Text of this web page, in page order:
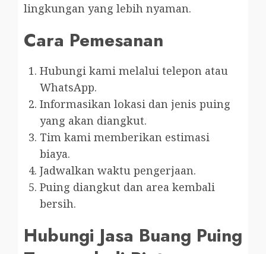
lingkungan yang lebih nyaman.
Cara Pemesanan
Hubungi kami melalui telepon atau
WhatsApp.
Informasikan lokasi dan jenis puing
yang akan diangkut.
Tim kami memberikan estimasi
biaya.
Jadwalkan waktu pengerjaan.
Puing diangkut dan area kembali
bersih.
Hubungi Jasa Buang Puing